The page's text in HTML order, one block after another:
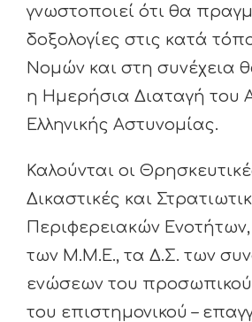
γνωστοποιεί ότι θα
δοξολογίες στις κατά
Νομών και στη συνέχεια
η Ημερήσια Διαταγή του
Ελληνικής Αστυνομίας.
Καλούνται οι
Δικαστικές και
Περιφερειακών
των Μ.Μ.Ε., τα Δ.Σ. των
ενώσεων του
του επιστημονικού –